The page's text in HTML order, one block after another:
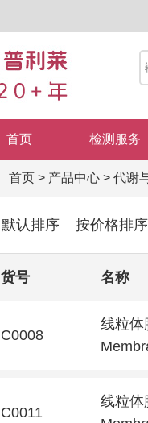
首页 检测服务
首页> 产品中心> 代谢
默认排序 按价格排序
货号 名称
C0008
线粒体
C0011
线粒体